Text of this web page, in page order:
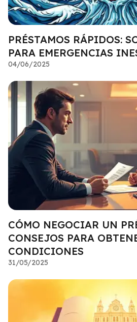
PRÉSTAMOS RÁPIDOS:
PARA EMERGENCIAS
04/06/2025
CÓMO NEGOCIAR UN
CONSEJOS PARA
CONDICIONES
31/05/2025